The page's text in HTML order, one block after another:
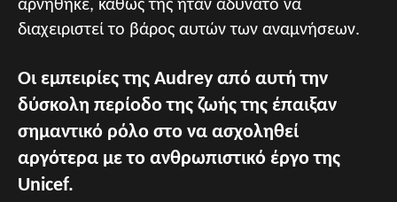
αρνήθηκε, καθώς της ήταν αδύνατο να
διαχειριστεί το βάρος αυτών των αναμνήσεων.
Οι εμπειρίες της Audrey από αυτή την
δύσκολη περίοδο της ζωής της έπαιξαν
σημαντικό ρόλο στο να ασχοληθεί
αργότερα με το ανθρωπιστικό έργο της
Unicef.